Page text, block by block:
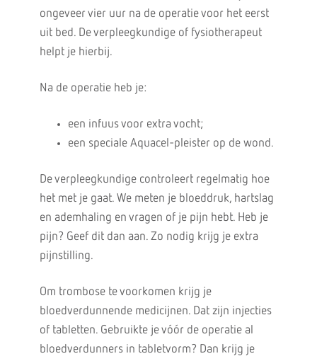
ongeveer vier uur na de operatie voor het eerst
uit bed. De verpleegkundige of fysiotherapeut
helpt je hierbij.
Na de operatie heb je:
een infuus voor extra vocht;
een speciale Aquacel-pleister op de wond.
De verpleegkundige controleert regelmatig hoe
het met je gaat. We meten je bloeddruk, hartslag
en ademhaling en vragen of je pijn hebt. Heb je
pijn? Geef dit dan aan. Zo nodig krijg je extra
pijnstilling.
Om trombose te voorkomen krijg je
bloedverdunnende medicijnen. Dat zijn injecties
of tabletten. Gebruikte je vóór de operatie al
bloedverdunners in tabletvorm? Dan krijg je